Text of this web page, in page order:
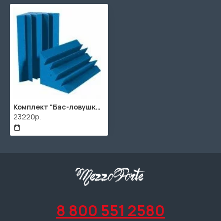
Комплект "Бас-ловушка 280" / 14шт. по 1000х280х280мм / SPG2236 / Светло-синий
23220р.
8 800 551 2580